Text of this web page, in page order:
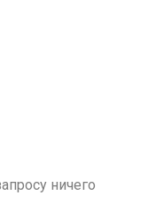
ничего